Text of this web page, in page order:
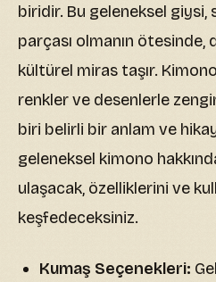
biridir. Bu geleneksel giysi,
parçası olmanın
kültürel miras taşır.
renkler ve desenlerle
biri belirli bir anlam ve
geleneksel kimono
ulaşacak, özelliklerini ve
keşfedeceksiniz.
Kumaş Seçenekleri: